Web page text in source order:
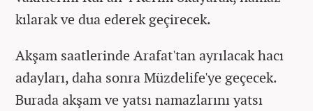
kılarak ve dua ederek geçirecek.
Akşam saatlerinde Arafat'tan ayrılacak hacı
adayları, daha sonra Müzdelife'ye geçecek.
Burada akşam ve yatsı namazlarını yatsı